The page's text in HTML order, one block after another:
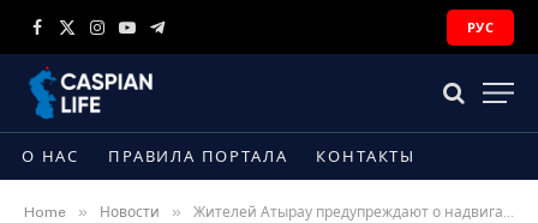
Facebook
X
Instagram
YouTubeTelegram
РУС
О НАС ПРАВИЛА ПОРТАЛА КОНТАКТЫ
Home » Новости » Жителей Атырау предупреждают о надвигающейся пыльной буре